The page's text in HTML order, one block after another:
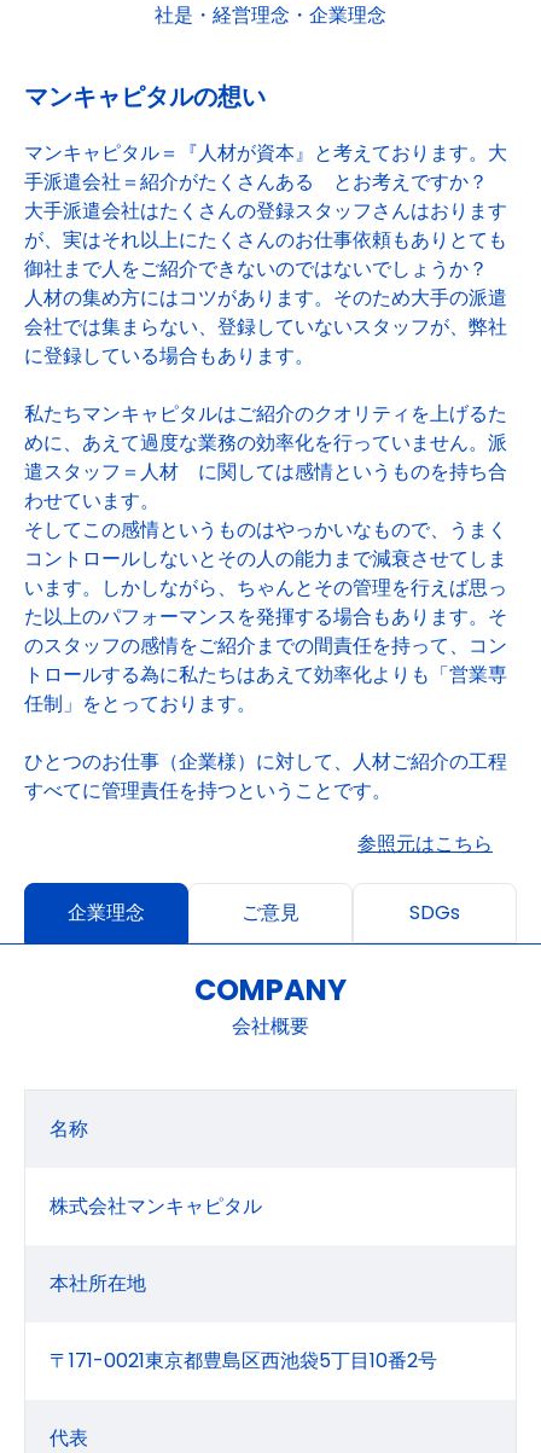
社是・経営理念・企業理念
マンキャピタルの想い
マンキャピタル＝『人材が資本』と考えております。大
手派遣会社＝紹介がたくさんある とお考えですか？
大手派遣会社はたくさんの登録スタッフさんはおります
が、実はそれ以上にたくさんのお仕事依頼もありとても
御社まで人をご紹介できないのではないでしょうか？
人材の集め方にはコツがあります。そのため大手の派遣
会社では集まらない、登録していないスタッフが、弊社
に登録している場合もあります。
私たちマンキャピタルはご紹介のクオリティを上げるた
めに、あえて過度な業務の効率化を行っていません。派
遣スタッフ＝人材 に関しては感情というものを持ち合
わせています。
そしてこの感情というものはやっかいなもので、うまく
コントロールしないとその人の能力まで減衰させてしま
います。しかしながら、ちゃんとその管理を行えば思っ
た以上のパフォーマンスを発揮する場合もあります。そ
のスタッフの感情をご紹介までの間責任を持って、コン
トロールする為に私たちはあえて効率化よりも「営業専
任制」をとっております。
ひとつのお仕事（企業様）に対して、人材ご紹介の工程
すべてに管理責任を持つということです。
参照元はこちら
企業理念 ご意見 SDGs
COMPANY
会社概要
名称
株式会社マンキャピタル
本社所在地
〒171-0021東京都豊島区西池袋5丁目10番2号
代表